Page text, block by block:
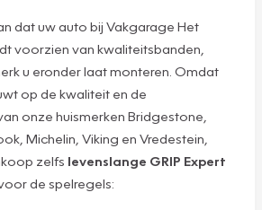
dat uw auto bij Vakgarage Het
voorzien van kwaliteitsbanden,
u eronder laat monteren. Omdat
op de kwaliteit en de
onze huismerken Bridgestone,
Michelin, Viking en Vredestein,
zelfs levenslange GRIP Expert
voor de spelregels: